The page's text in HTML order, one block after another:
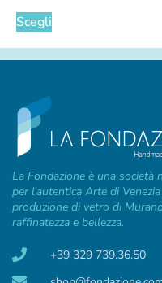
Scegli
La Fondazione è una
per l’autentica Arte di
produzione di vetro di
raffinatezza e bellezza.
+39 329 739.36.50